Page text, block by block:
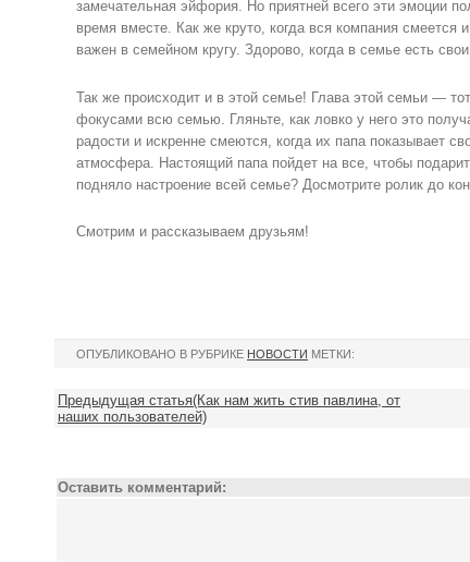
замечательная эйфория. Но приятней всего эти эмоции
время вместе. Как же круто, когда вся компания
важен в семейном кругу. Здорово, когда в семье есть
Так же происходит и в этой семье! Глава этой семьи —
фокусами всю семью. Гляньте, как ловко у него это
радости и искренне смеются, когда их папа показывает
атмосфера. Настоящий папа пойдет на все, чтобы
подняло настроение всей семье? Досмотрите ролик до
Смотрим и рассказываем друзьям!
ОПУБЛИКОВАНО В РУБРИКЕ НОВОСТИ МЕТКИ:
Предыдущая статья(Как нам жить стив павлина, от
наших пользователей)
Оставить комментарий: